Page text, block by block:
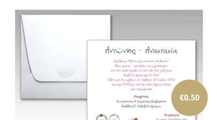
€0.50